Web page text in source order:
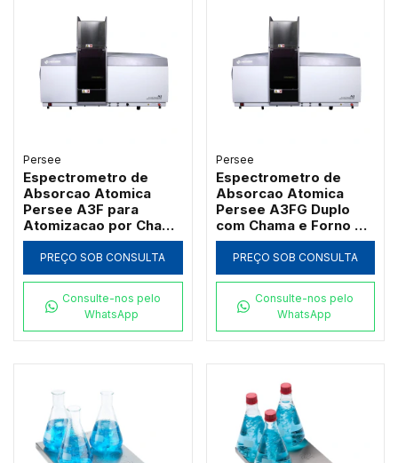
Persee
Espectrometro de
Absorcao Atomica
Persee A3F para
Atomizacao por Chama
com Queimador de
Titanio
PREÇO SOB CONSULTA
Consulte-nos pelo
WhatsApp
Persee
Espectrometro de
Absorcao Atomica
Persee A3FG Duplo
com Chama e Forno de
Grafite Transversal
PREÇO SOB CONSULTA
Consulte-nos pelo
WhatsApp